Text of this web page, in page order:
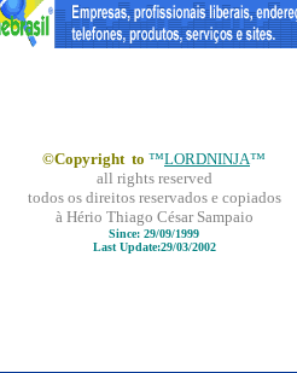
©Copyright to ™LORDNINJA™
all rights reserved
todos os direitos reservados e copiados
à Hério Thiago César Sampaio
Since: 29/09/1999
Last Update:29/03/2002